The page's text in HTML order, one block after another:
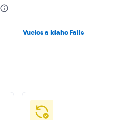
Vuelos a Idaho Falls